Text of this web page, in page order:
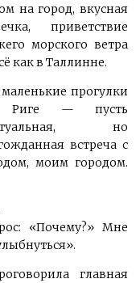
на город, вкусная
приветствие
морского ветра
как в Таллинне.
прогулки
Риге — пусть
но
встреча с
моим городом.
«Почему?» Мне
главная